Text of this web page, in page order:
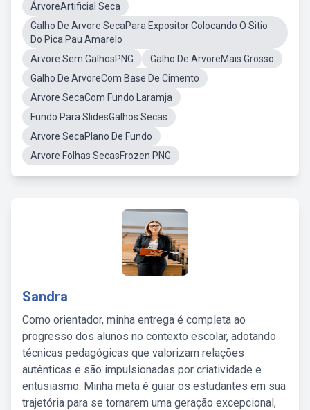
ÁrvoreArtificial Seca
Galho De Arvore SecaPara Expositor Colocando O Sitio
Do Pica Pau Amarelo
Arvore Sem GalhosPNG
Galho De ArvoreMais Grosso
Galho De ArvoreCom Base De Cimento
Arvore SecaCom Fundo Laramja
Fundo Para SlidesGalhos Secas
Arvore SecaPlano De Fundo
Arvore Folhas SecasFrozen PNG
Sandra
Como orientador, minha entrega é completa ao
progresso dos alunos no contexto escolar, adotando
técnicas pedagógicas que valorizam relações
autênticas e são impulsionadas por criatividade e
entusiasmo. Minha meta é guiar os estudantes em sua
trajetória para se tornarem uma geração excepcional,